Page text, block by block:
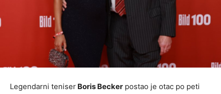
Legendarni teniser Boris Becker postao je otac po peti